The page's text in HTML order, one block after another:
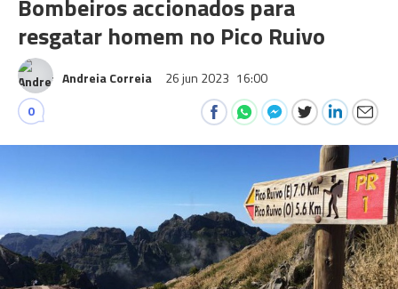
Bombeiros accionados para
resgatar homem no Pico Ruivo
Andreia Correia 26 jun 2023 16:00
0